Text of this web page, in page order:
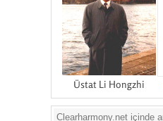
Üstat Li Hongzhi